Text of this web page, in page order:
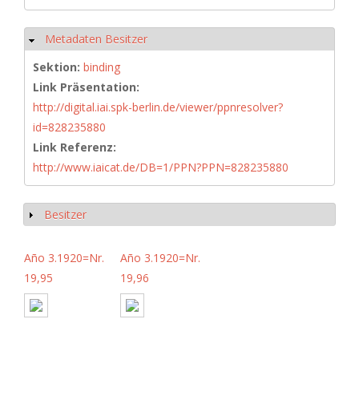
Hide
Metadaten Besitzer
Sektion: binding
Link Präsentation:
http://digital.iai.spk-berlin.de/viewer/ppnresolver?
id=828235880
Link Referenz:
http://www.iaicat.de/DB=1/PPN?PPN=828235880
Show
Besitzer
Año 3.1920=Nr.
19,95
Año 3.1920=Nr.
19,96